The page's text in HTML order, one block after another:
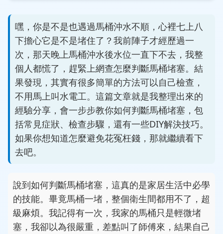
嘿，你是不是也遇過馬桶沖水不順，心裡七上八
下擔心它是不是堵住了？我前陣子才經歷過一
次，那天晚上馬桶沖水後水位一直下不去，我整
個人都慌了，趕緊上網查怎麼判斷馬桶堵塞。結
果發現，其實有很多簡單的方法可以自己檢查，
不用馬上叫水電工。這篇文章就是我整理出來的
經驗分享，會一步步教你如何判斷馬桶堵塞，包
括常見症狀、檢查步驟，還有一些DIY解決技巧。
如果你想知道怎麼避免花冤枉錢，那就繼續看下
去吧。
說到如何判斷馬桶堵塞，這真的是家居生活中必學
的技能。畢竟馬桶一堵，整個衛生間都用不了，超
級麻煩。我記得有一次，我家的馬桶只是輕微堵
塞，我卻以為很嚴重，差點叫了師傅來，結果自己